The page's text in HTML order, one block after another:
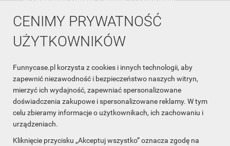
CENIMY PRYWATNOŚĆ
UŻYTKOWNIKÓW
Funnycase.pl korzysta z cookies i innych technologii, aby
zapewnić niezawodność i bezpieczeństwo naszych witryn,
mierzyć ich wydajność, zapewniać spersonalizowane
doświadczenia zakupowe i spersonalizowane reklamy. W tym
celu zbieramy informacje o użytkownikach, ich zachowaniu i
urządzeniach.
Kliknięcie przycisku „Akceptuj wszystko” oznacza zgodę na
INFORMACJA O SKLEPIE
INFORMACJE
OBSŁUGA KLIENTA
WSPÓŁPRACA